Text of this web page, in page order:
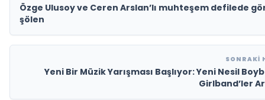
Özge Ulusoy ve Ceren Arslan’lı muhteşem defilede
şölen
SONRAKI
Yeni Bir Müzik Yarışması Başlıyor: Yeni Nesil
Girlband’ler